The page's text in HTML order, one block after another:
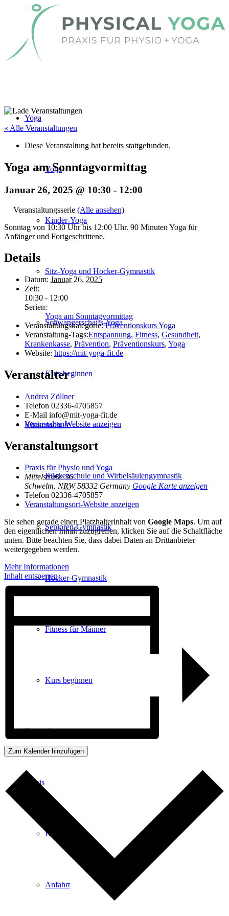
Yoga
Yoga
Kinder-Yoga
Sitz-Yoga und Hocker-Gymnastik
Schwanger­schafts-Yoga
Kurs beginnen
Rückenschule
Rückenschule und Wirbelsäulen­gymnastik
Senioren-Gymnastik
Hocker-Gymnastik
Fitness für Männer
Kurs beginnen
Physiotherapie
Praxis
Über Uns
Anfahrt
« Alle Veranstaltungen
Diese Veranstaltung hat bereits stattgefunden.
Yoga am Sonntagvormittag
Januar 26, 2025 @ 10:30 - 12:00
Veranstaltungsserie (Alle ansehen)
Sonntag von 10:30 Uhr bis 12:00 Uhr. 90 Minuten Yoga für
Anfänger und Fortgeschrittene.
Details
Datum: Januar 26, 2025
Zeit:
10:30 - 12:00
Serien:
Yoga am Sonntagvormittag
Veranstaltungskategorie: Präventionskurs Yoga
Veranstaltung-Tags:Entspannung, Fitness, Gesundheit,
Krankenkasse, Prävention, Präventionskurs, Yoga
Website: https://mit-yoga-fit.de
Veranstalter
Andrea Zöllner
Telefon 02336-4705857
E-Mail info@mit-yoga-fit.de
Veranstalter-Website anzeigen
Veranstaltungsort
Praxis für Physio und Yoga
Mittelstraße 36
Schwelm NRW 58332 Germany Google Karte anzeigen
Telefon 02336-4705857
Veranstaltungsort-Website anzeigen
Sie sehen gerade einen Platzhalterinhalt von Google Maps. Um auf
den eigentlichen Inhalt zuzugreifen, klicken Sie auf die Schaltfläche
unten. Bitte beachten Sie, dass dabei Daten an Drittanbieter
weitergegeben werden.
Mehr Informationen
Inhalt entsperren
Zum Kalender hinzufügen